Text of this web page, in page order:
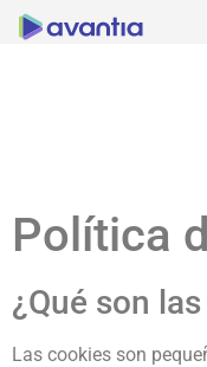
Política
¿Qué son
Las cookies son